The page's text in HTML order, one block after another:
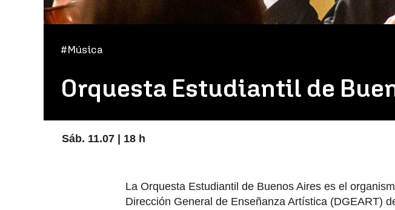
#Música
Orquesta Estudiantil de
Sáb. 11.07 | 18 h
La Orquesta Estudiantil de Buenos Aires es el
Dirección General de Enseñanza Artística (DGEART)